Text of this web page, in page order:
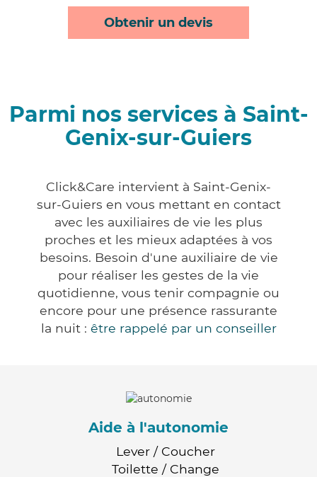
Obtenir un devis
Parmi nos services à Saint-
Genix-sur-Guiers
Click&Care intervient à Saint-Genix-
sur-Guiers en vous mettant en contact
avec les auxiliaires de vie les plus
proches et les mieux adaptées à vos
besoins. Besoin d'une auxiliaire de vie
pour réaliser les gestes de la vie
quotidienne, vous tenir compagnie ou
encore pour une présence rassurante
la nuit : être rappelé par un conseiller
Aide à l'autonomie
Lever / Coucher
Toilette / Change